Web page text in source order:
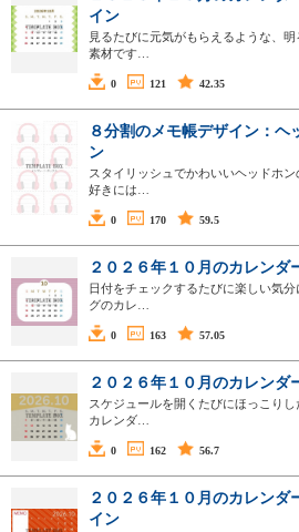
イン
見るたびに元気がもらえるような、
素材です…
0 121 42.35
８分割のメモ帳デザイン：ヘ
ン
スタイリッシュでかわいいヘッドホ
好きには…
0 170 59.5
２０２６年１０月のカレンダ
日付をチェックするたびに楽しい気
グのカレ…
0 163 57.05
２０２６年１０月のカレンダ
スケジュールを開くたびにほっこり
カレンダ…
0 162 56.7
２０２６年１０月のカレンダ
イン